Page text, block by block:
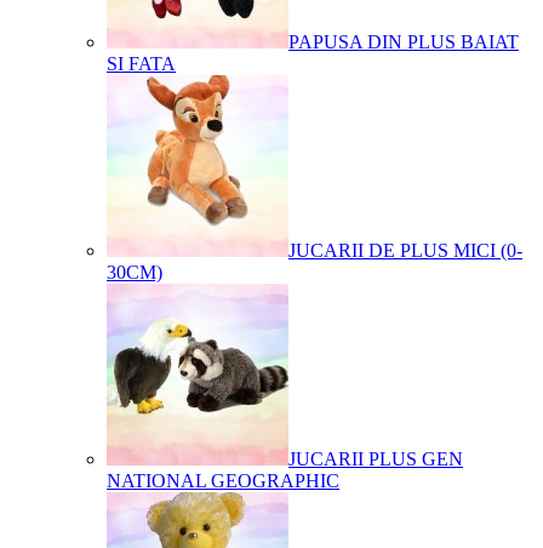
PAPUSA DIN PLUS BAIAT
SI FATA
JUCARII DE PLUS MICI (0-
30CM)
JUCARII PLUS GEN
NATIONAL GEOGRAPHIC